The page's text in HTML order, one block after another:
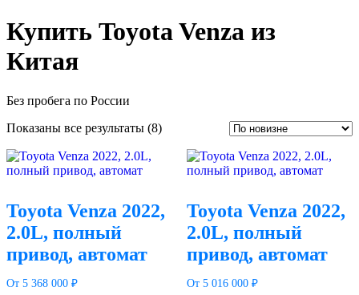
Купить Toyota Venza из
Китая
Без пробега по России
Показаны все результаты (8)Сортировка:
недавние
Toyota Venza 2022,
2.0L, полный
привод, автомат
От 5 368 000 ₽
Toyota Venza 2022,
2.0L, полный
привод, автомат
От 5 016 000 ₽